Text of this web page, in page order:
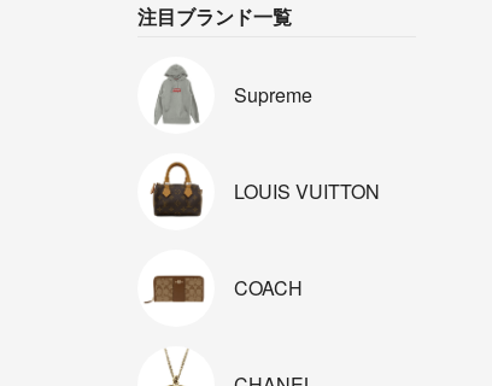
注目ブランド一覧
Supreme
LOUIS VUITTON
COACH